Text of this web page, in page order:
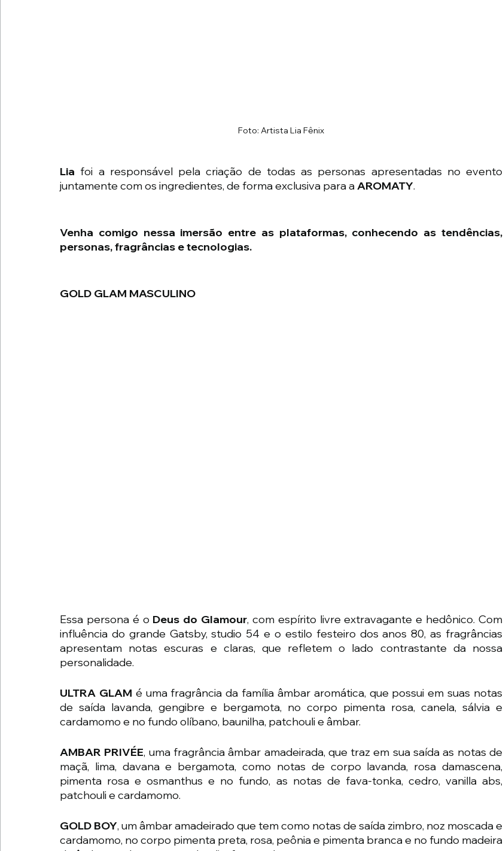
Foto: Artista Lia Fênix
Lia foi a responsável pela criação de todas as personas apresentadas no evento
juntamente com os ingredientes, de forma exclusiva para a AROMATY.
Venha comigo nessa imersão entre as plataformas, conhecendo as tendências,
personas, fragrâncias e tecnologias.
GOLD GLAM MASCULINO
Essa persona é o Deus do Glamour, com espírito livre extravagante e hedônico. Com
influência do grande Gatsby, studio 54 e o estilo festeiro dos anos 80, as fragrâncias
apresentam notas escuras e claras, que refletem o lado contrastante da nossa
personalidade.
ULTRA GLAM é uma fragrância da família âmbar aromática, que possui em suas notas
de saída lavanda, gengibre e bergamota, no corpo pimenta rosa, canela, sálvia e
cardamomo e no fundo olíbano, baunilha, patchouli e âmbar.
AMBAR PRIVÉE, uma fragrância âmbar amadeirada, que traz em sua saída as notas de
maçã, lima, davana e bergamota, como notas de corpo lavanda, rosa damascena,
pimenta rosa e osmanthus e no fundo, as notas de fava-tonka, cedro, vanilla abs,
patchouli e cardamomo.
GOLD BOY, um âmbar amadeirado que tem como notas de saída zimbro, noz moscada e
cardamomo, no corpo pimenta preta, rosa, peônia e pimenta branca e no fundo madeira